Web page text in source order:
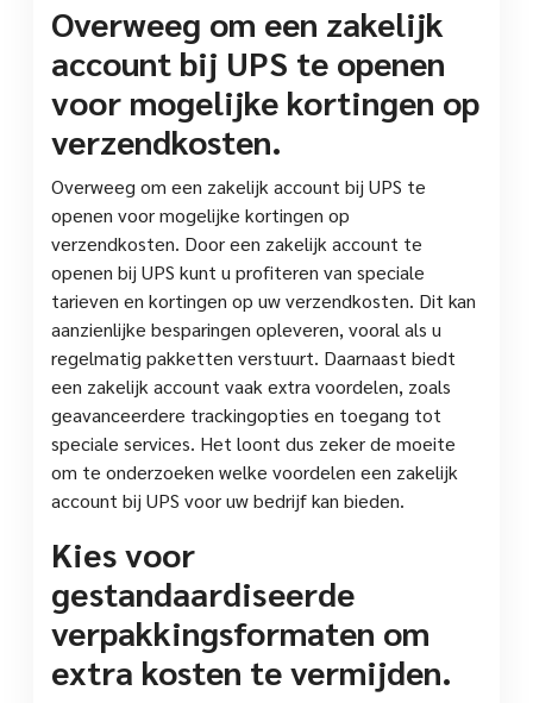
Overweeg om een zakelijk
account bij UPS te openen
voor mogelijke kortingen op
verzendkosten.
Overweeg om een zakelijk account bij UPS te
openen voor mogelijke kortingen op
verzendkosten. Door een zakelijk account te
openen bij UPS kunt u profiteren van speciale
tarieven en kortingen op uw verzendkosten. Dit kan
aanzienlijke besparingen opleveren, vooral als u
regelmatig pakketten verstuurt. Daarnaast biedt
een zakelijk account vaak extra voordelen, zoals
geavanceerdere trackingopties en toegang tot
speciale services. Het loont dus zeker de moeite
om te onderzoeken welke voordelen een zakelijk
account bij UPS voor uw bedrijf kan bieden.
Kies voor
gestandaardiseerde
verpakkingsformaten om
extra kosten te vermijden.